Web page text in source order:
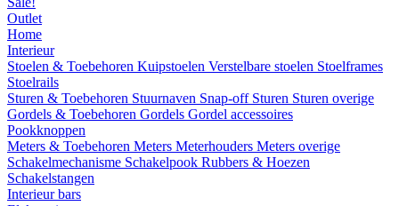
Outlet
Home
Interieur
Stoelen & Toebehoren Kuipstoelen Verstelbare stoelen Stoelframes
Stoelrails
Sturen & Toebehoren Stuurnaven Snap-off Sturen Sturen overige
Gordels & Toebehoren Gordels Gordel accessoires
Pookknoppen
Meters & Toebehoren Meters Meterhouders Meters overige
Schakelmechanisme Schakelpook Rubbers & Hoezen
Schakelstangen
Interieur bars